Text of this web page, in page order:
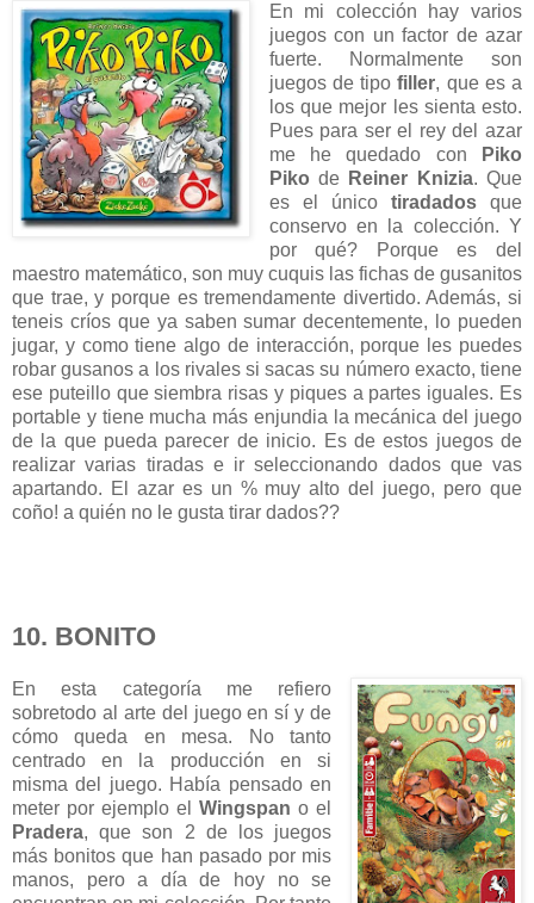
En mi colección hay varios
juegos con un factor de azar
fuerte. Normalmente son
juegos de tipo filler, que es a
los que mejor les sienta esto.
Pues para ser el rey del azar
me he quedado con
Piko
Piko de Reiner Knizia. Que
es el único tiradadosque
conservo en la colección. Y
por qué? Porque es del
maestro matemático, son muy cuquis las fichas de gusanitos
que trae, y porque es tremendamente divertido. Además, si
teneis críos que ya saben sumar decentemente, lo pueden
jugar, y como tiene algo de interacción, porque les puedes
robar gusanos a los rivales si sacas su número exacto, tiene
ese puteillo que siembra risas y piques a partes iguales. Es
portable y tiene mucha más enjundia la mecánica del juego
de la que pueda parecer de inicio. Es de estos juegos de
realizar varias tiradas e ir seleccionando dados que vas
apartando. El azar es un % muy alto del juego, pero que
coño! a quién no le gusta tirar dados??
10. BONITO
En esta categoría me refiero
sobretodo al arte del juego en sí y de
cómo queda en mesa. No tanto
centrado en la producción en si
misma del juego. Había pensado en
meter por ejemplo elWingspan o el
Pradera, que son 2 de los juegos
más bonitos que han pasado por mis
manos, pero a día de hoy no se